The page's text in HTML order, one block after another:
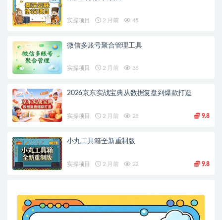
实操项目 2 月前 45
微信多账号聚合管理工具
实操项目 2 月前 36
2026京东实战宝典从数据复盘到爆款打造
实操项目 2 月前 25 9.8
小丸工具箱全新重制版
实操项目 2 月前 22 9.8